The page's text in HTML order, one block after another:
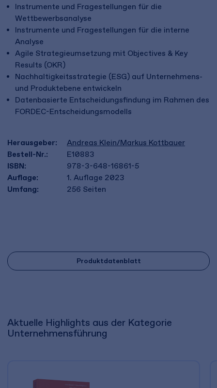
Instrumente und Fragestellungen für die
Wettbewerbsanalyse
Instrumente und Fragestellungen für die interne
Analyse
Agile Strategieumsetzung mit Objectives & Key
Results (OKR)
Nachhaltigkeitsstrategie (ESG) auf Unternehmens-
und Produktebene entwickeln
Datenbasierte Entscheidungsfindung im Rahmen des
FORDEC-Entscheidungsmodells
Herausgeber:
Andreas Klein/Markus Kottbauer
Bestell-Nr.:
E10883
ISBN:
978-3-648-16861-5
Auflage:
1. Auflage 2023
Umfang:
256 Seiten
Produktdatenblatt
Aktuelle Highlights aus der Kategorie
Unternehmensführung